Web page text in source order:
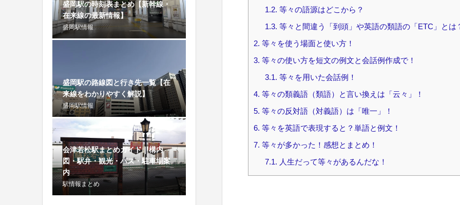
1.2. 等々の語源はどこから？
1.3. 等々と間違う「到頭」や英語の類語の「ETC」とは
2. 等々を使う場面と使い方！
3. 等々の使い方を短文の例文と会話例作成で！
3.1. 等々を用いた会話例！
4. 等々の類義語（類語）と言い換えは「云々」！
5. 等々の反対語（対義語）は「唯一」！
6. 等々を英語で表現すると？単語と例文！
7. 等々が多かった！感想とまとめ！
7.1. 人生だって等々があるんだな！
盛岡駅の時刻表まとめ【新幹線・
在来線の最新情報】
盛岡駅情報
盛岡駅の路線図と行き先一覧【在
来線をわかりやすく解説】
盛岡駅情報
会津若松駅まとめガイド｜構内
図・駅弁・観光・バス・駐車場案
内
駅情報まとめ